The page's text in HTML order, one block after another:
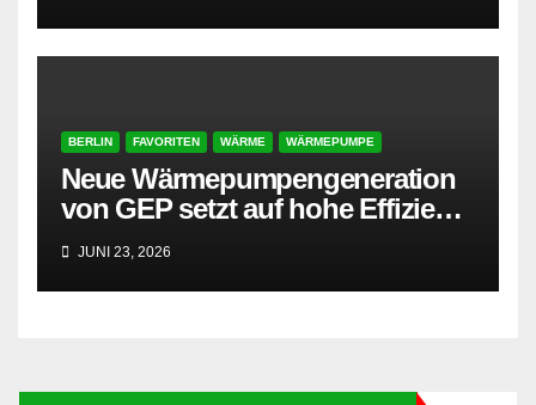
BERLIN FAVORITEN WÄRME WÄRMEPUMPE
Neue Wärmepumpengeneration
von GEP setzt auf hohe Effizienz
und besonders leisen Betrieb
JUNI 23, 2026